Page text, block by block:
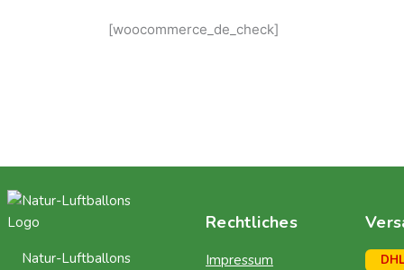
[woocommerce_de_check]
Natur-Luftballons
Rechtliches
Impressum
DHL